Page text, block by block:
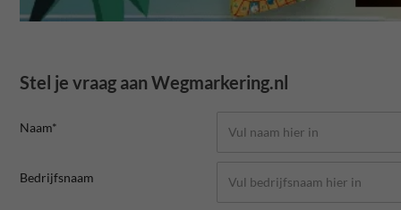
Stel je vraag aan Wegmarkering.nl
Naam*
Bedrijfsnaam